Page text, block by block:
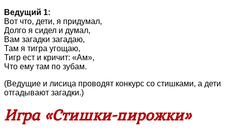
Ведущий 1:
Вот что, дети, я придумал,
Долго я сидел и думал,
Вам загадки загадаю,
Там я тигра угощаю,
Тигр ест и кричит: «Ам»,
Что ему там по зубам.
(Ведущие и лисица проводят конкурс со стишками, а дети
отгадывают загадки.)
Игра «Стишки-пирожки»